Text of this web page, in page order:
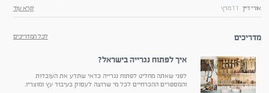
אורי דיין 11 מרץ קרא עוד
מדריכים לכל המדריכים
איך לפתוח נגרייה בישראל?
לפני שאתה מחליט לפתוח נגרייה כדאי שתדע את העובדות
והמספרים ההכרחיים לכל מי שרוצה לעסוק בעיבוד עץ ומוצריו.